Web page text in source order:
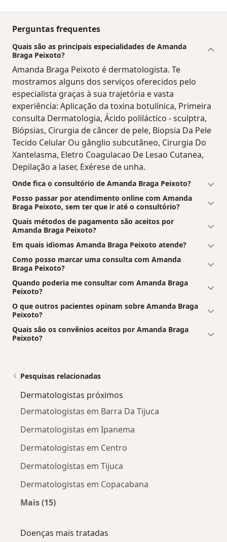
Perguntas frequentes
Quais são as principais especialidades de Amanda
Braga Peixoto?
Amanda Braga Peixoto é dermatologista. Te
mostramos alguns dos serviços oferecidos pelo
especialista graças à sua trajetória e vasta
experiência: Aplicação da toxina botulínica, Primeira
consulta Dermatologia, Ácido poliláctico - sculptra,
Biópsias, Cirurgia de câncer de pele, Biopsia Da Pele
Tecido Celular Ou gânglio subcutâneo, Cirurgia Do
Xantelasma, Eletro Coagulacao De Lesao Cutanea,
Depilação a laser, Exérese de unha.
Onde fica o consultório de Amanda Braga Peixoto?
Posso passar por atendimento online com Amanda
Braga Peixoto, sem ter que ir até o consultório?
Quais métodos de pagamento são aceitos por
Amanda Braga Peixoto?
Em quais idiomas Amanda Braga Peixoto atende?
Como posso marcar uma consulta com Amanda
Braga Peixoto?
Quando poderia me consultar com Amanda Braga
Peixoto?
O que outros pacientes opinam sobre Amanda Braga
Peixoto?
Quais são os convênios aceitos por Amanda Braga
Peixoto?
Pesquisas relacionadas
Dermatologistas próximos
Dermatologistas em Barra Da Tijuca
Dermatologistas em Ipanema
Dermatologistas em Centro
Dermatologistas em Tijuca
Dermatologistas em Copacabana
Mais (15)
Doenças mais tratadas